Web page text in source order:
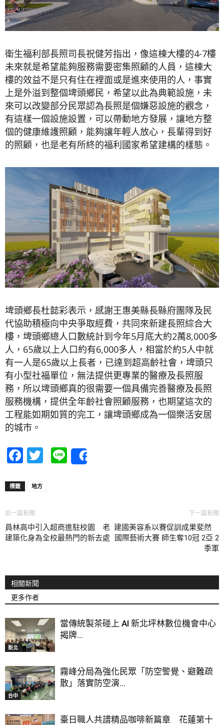
衛生福利部長照司長祝健芳指出，像這棟大樓的4-7樓
未來就是希望能夠服務需要密集照顧的人員，這棟大
樓的效益不是只有住在裡面或是進來使用的人，事實
上是外溢到整個埤頭鄉民，希望以此為典範設施，未
來可以改變部分民眾認為長照是個嫌惡設施的觀念，
有這樣一個設施設置，可以帶動地方發展，讓地方整
個的健康維護照顧，能夠讓年輕人放心，長輩得到好
的照顧，也是老有所終的福利國家希望建構的樣態。
埤頭鄉長杜懿彩表示，感謝王惠美縣長縣府團隊及民
代協助積極向中央爭取經費，共同來新建長照綜合大
樓，埤頭鄉總人口數統計到今年5月底大約2萬8,000多
人，65歲以上人口約有6,000多人，相當於約5人中就
有一人是65歲以上長者，已達到超高齡社會，埤頭只
有小型社福單位，無法提供更專業的醫療及長照服
務，所以埤頭鄉真的很需要一個具備完善醫療及長照
服務機構，提供全年齡社會照顧服務，也期望這次的
工程能如期如質的完工，讓埤頭鄉成為一個樂活安居
的城市。
Facebook
Twitter
Line
標籤 地方
前一篇新聞
員林高中引入超商進駐校園 老
建築化身為全校最熱門的新去處
下一篇新聞
建國美容系以賽促訓成果斐然
國際藝術大賽 師生奪10冠 2亞 2
季軍
相關新聞
更多作者
新北
當傳統製茶碰上 AI 新北坪林數位機會中心
揭牌...
台中
霧峰分局為強化民眾「防空警覺、避難疏
散」落實防空演...
臺日職人共譜精品咖啡新篇章 花蓮第十